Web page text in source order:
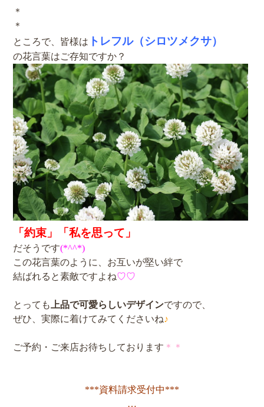
＊
＊
ところで、皆様は トレフル（シロツメクサ）
の花言葉はご存知ですか？
「約束」 「私を思って」
だそうです(*^^*)
この花言葉のように、お互いが堅い絆で
結ばれると素敵ですよね♡♡
とっても 上品で可愛らしいデザインですので、
ぜひ、実際に着けてみてくださいね♪
ご予約・ご来店お待ちしております ＊＊
***資料請求受付中***
…